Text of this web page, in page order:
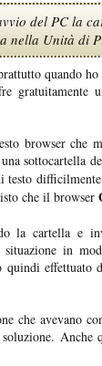
del PC la
nella Unità di
quando
gratuitamente
browser che
una sottocartella
testo
che il browser
la cartella e
in
effettuato
che avevano
Anche